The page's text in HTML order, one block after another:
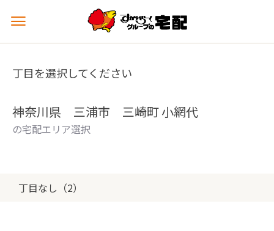
メ
ュ
を
丁目を選択してください
神奈川県 三浦市 三崎町 小網代
の宅配エリア選択
丁目なし（2）